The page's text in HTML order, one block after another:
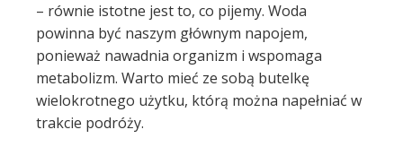
– równie istotne jest to, co pijemy. Woda
powinna być naszym głównym napojem,
ponieważ nawadnia organizm i wspomaga
metabolizm. Warto mieć ze sobą butelkę
wielokrotnego użytku, którą można napełniać w
trakcie podróży.